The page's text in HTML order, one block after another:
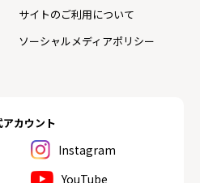
アカウント
Instagram
YouTube
サイトのご利用について
ソーシャルメディアポリシー